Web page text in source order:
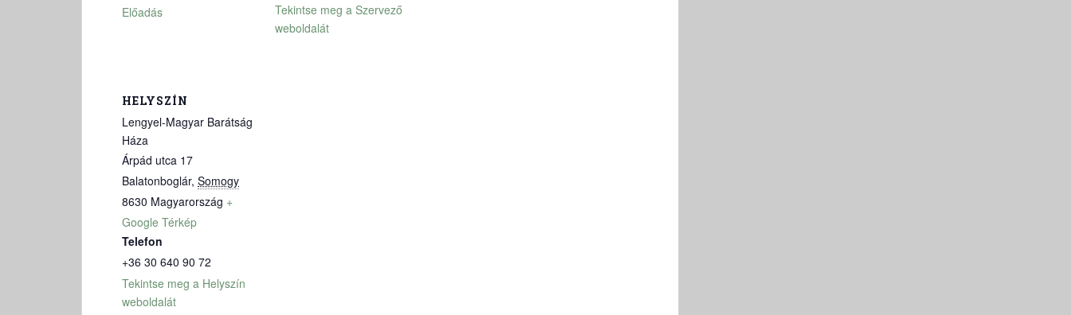
Előadás
Tekintse meg a Szervező
weboldalát
HELYSZÍN
Lengyel-Magyar Barátság
Háza
Árpád utca 17
Balatonboglár, Somogy
8630 Magyarország +
Google Térkép
Telefon
+36 30 640 90 72
Tekintse meg a Helyszín
weboldalát